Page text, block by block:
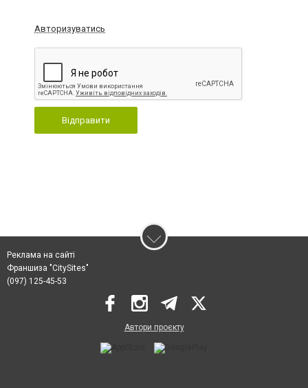
Авторизуватись
Відправити
Реклама на сайті
Франшиза "CitySites"
(097) 125-45-53
Автори проєкту